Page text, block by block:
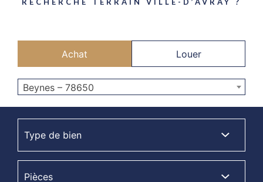
Achat Louer
Beynes – 78650